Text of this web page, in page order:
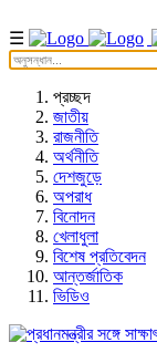
☰
প্রচ্ছদ
জাতীয়
রাজনীতি
অর্থনীতি
দেশজুড়ে
অপরাধ
বিনোদন
খেলাধুলা
বিশেষ প্রতিবেদন
আন্তর্জাতিক
ভিডিও